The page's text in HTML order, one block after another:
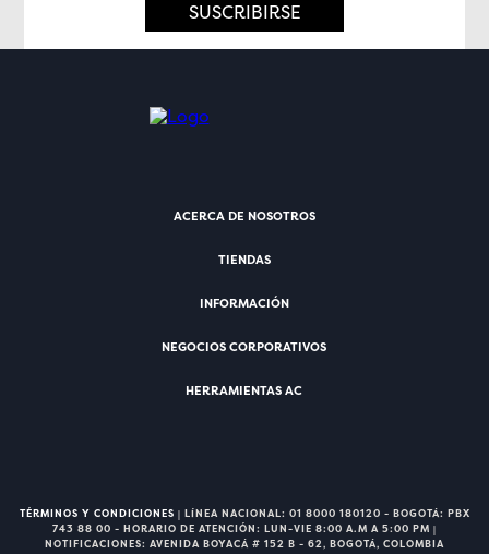
SUSCRIBIRSE
ACERCA DE NOSOTROS
TIENDAS
INFORMACIÓN
NEGOCIOS CORPORATIVOS
HERRAMIENTAS AC
TÉRMINOS Y CONDICIONES | LÍNEA NACIONAL: 01 8000 180120 - BOGOTÁ: PBX
743 88 00 - HORARIO DE ATENCIÓN: LUN-VIE 8:00 A.M A 5:00 PM |
NOTIFICACIONES: AVENIDA BOYACÁ # 152 B - 62, BOGOTÁ, COLOMBIA